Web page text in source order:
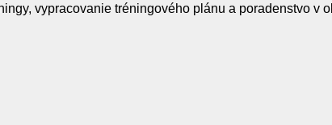
vypracovanie tréningového plánu a poradenstvo v